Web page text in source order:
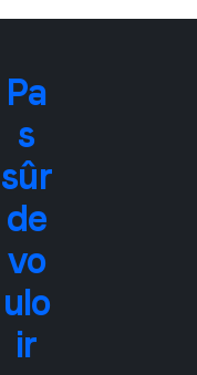
Pa
s
sûr
de
vo
ulo
ir